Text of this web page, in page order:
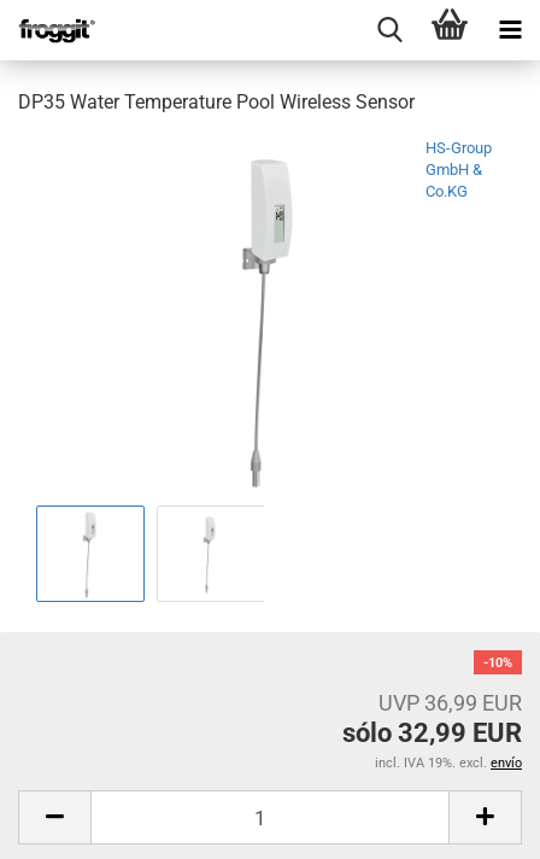
DP35 Water Temperature Pool Wireless Sensor
HS-Group
GmbH &
Co.KG
-10%
UVP 36,99 EUR
sólo 32,99 EUR
incl. IVA 19%. excl. envío